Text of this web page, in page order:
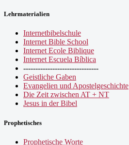
Lehrmaterialien
Internetbibelschule
Internet Bible School
Internet Ecole Biblique
Internet Escuela Bíblica
-------------------------------
Geistliche Gaben
Evangelien und Apostelgeschichte
Die Zeit zwischen AT + NT
Jesus in der Bibel
Prophetisches
Prophetische Worte